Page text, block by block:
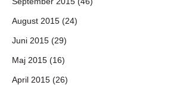
August 2015 (24)
Juni 2015 (29)
Maj 2015 (16)
April 2015 (26)